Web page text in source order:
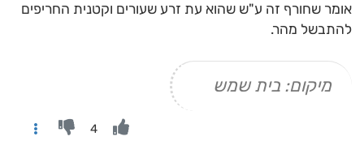
אומר שחורף זה ע"ש שהוא עת זרע שעורים וקטנית החריפים
להתבשל מהר.
מיקום: בית שמש
4